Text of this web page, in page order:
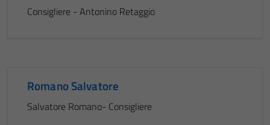
Consigliere - Antonino Retaggio
Romano Salvatore
Salvatore Romano- Consigliere